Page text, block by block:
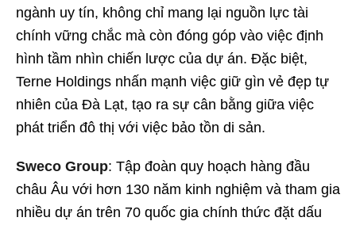
ngành uy tín, không chỉ mang lại nguồn lực tài
chính vững chắc mà còn đóng góp vào việc định
hình tầm nhìn chiến lược của dự án. Đặc biệt,
Terne Holdings nhấn mạnh việc giữ gìn vẻ đẹp tự
nhiên của Đà Lạt, tạo ra sự cân bằng giữa việc
phát triển đô thị với việc bảo tồn di sản.
Sweco Group: Tập đoàn quy hoạch hàng đầu
châu Âu với hơn 130 năm kinh nghiệm và tham gia
nhiều dự án trên 70 quốc gia chính thức đặt dấu